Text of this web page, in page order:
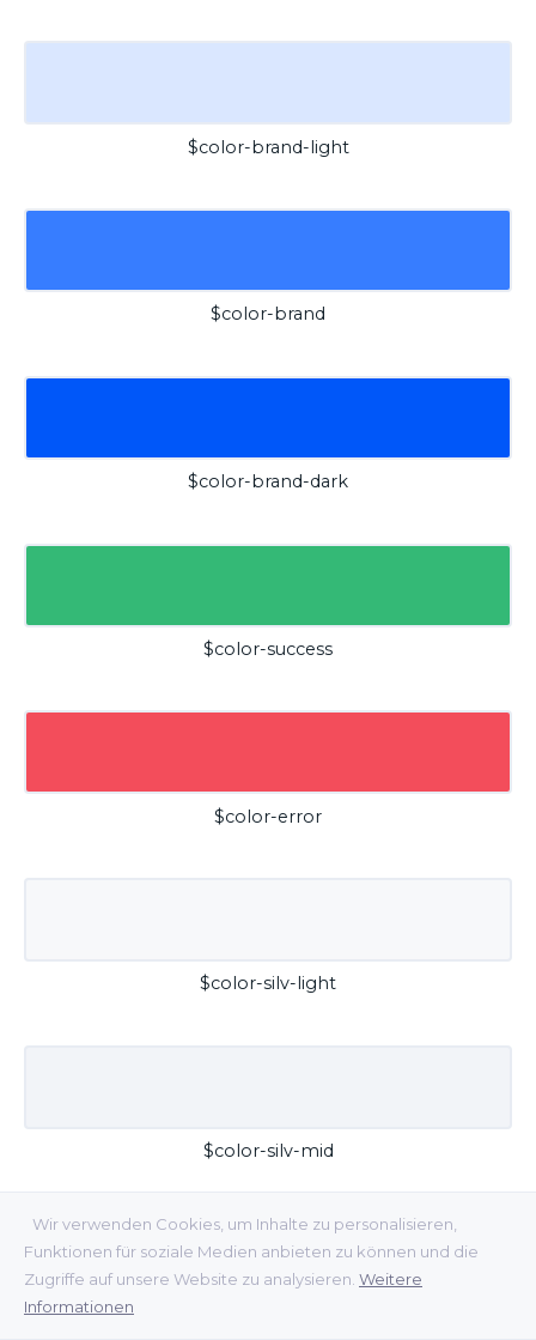
Wir verwenden Cookies, um Inhalte zu personalisieren,
Funktionen für soziale Medien anbieten zu können und die
Zugriffe auf unsere Website zu analysieren. Weitere
Informationen
$color-brand-light
$color-brand
$color-brand-dark
$color-success
$color-error
$color-silv-light
$color-silv-mid